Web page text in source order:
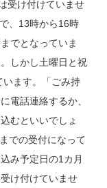
受け付けていませ
、13時から16時
でとなっていま
しかし土曜日と祝
います。「ごみ持
電話連絡するか、
むといいでしょ
での受付になって
み予定日の1カ月
け付けていませ